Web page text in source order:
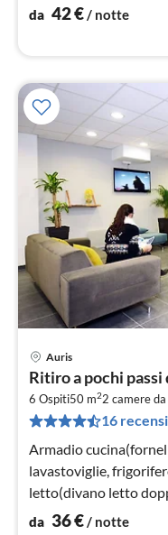
da 42€/ notte
Auris
Ritiro a pochi
6 Ospiti50 m22 camere
16
Armadio
lavastoviglie,
letto(divano letto
matrimoniale)
da 36€/ notte